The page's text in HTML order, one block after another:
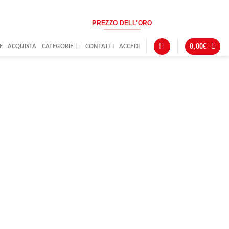
PREZZO DELL'ORO
ACQUISTA CATEGORIE CONTATTI ACCEDI 0,00€